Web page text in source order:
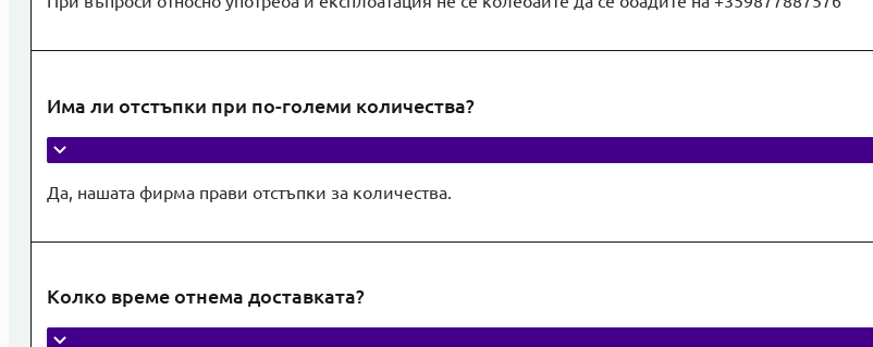
Има ли отстъпки при по-големи количества?
Да, нашата фирма прави отстъпки за количества.
Колко време отнема доставката?